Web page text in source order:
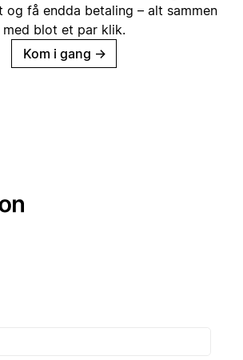
få endda betaling – alt sammen
med blot et par klik.
Kom i gang →